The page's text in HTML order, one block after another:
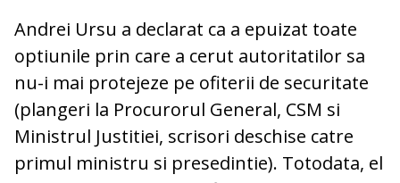
Andrei Ursu a declarat ca a epuizat toate
optiunile prin care a cerut autoritatilor sa
nu-i mai protejeze pe ofiterii de securitate
(plangeri la Procurorul General, CSM si
Ministrul Justitiei, scrisori deschise catre
primul ministru si presedintie). Totodata, el